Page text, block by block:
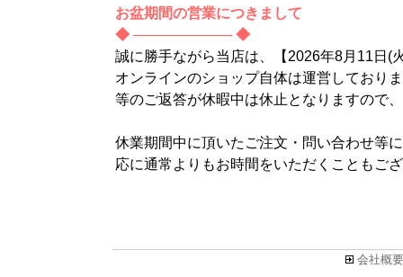
お盆期間の営業につきまして
◆ ────────── ◆
誠に勝手ながら当店は、【2026年8月11日(
オンラインのショップ自体は運営しており
等のご返答が休暇中は休止となりますので
休業期間中に頂いたご注文・問い合わせ等
応に通常よりもお時間をいただくこともご
会社概要